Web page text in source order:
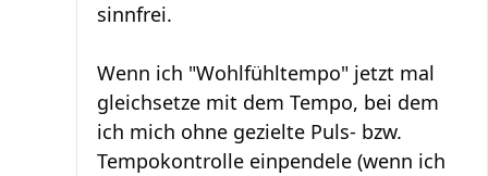
sinnfrei.
Wenn ich "Wohlfühltempo" jetzt mal
gleichsetze mit dem Tempo, bei dem
ich mich ohne gezielte Puls- bzw.
Tempokontrolle einpendele (wenn ich